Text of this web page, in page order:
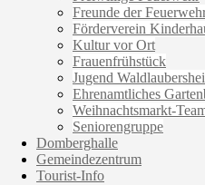
Freunde der
Förderverein
Kultur vor Ort
Frauenfrühstück
Jugend
Ehrenamtliches
Weihnachtsmarkt-
Seniorengruppe
Domberghalle
Gemeindezentrum
Tourist-Info